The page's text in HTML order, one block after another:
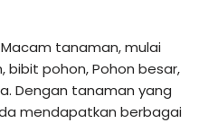
tanaman, mulai
bibit pohon, Pohon besar,
Dengan tanaman yang
mendapatkan berbagai